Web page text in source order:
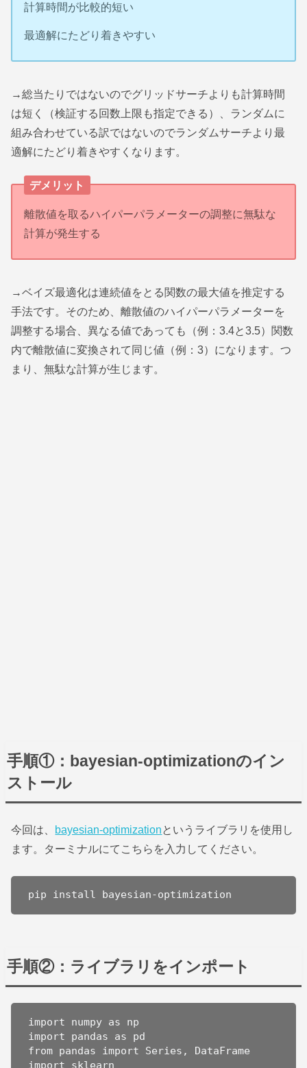
計算時間が比較的短い
最適解にたどり着きやすい
→総当たりではないのでグリッドサーチよりも計算時間
は短く（検証する回数上限も指定できる）、ランダムに
組み合わせている訳ではないのでランダムサーチより最
適解にたどり着きやすくなります。
デメリット
離散値を取るハイパーパラメーターの調整に無駄な
計算が発生する
→ベイズ最適化は連続値をとる関数の最大値を推定する
手法です。そのため、離散値のハイパーパラメーターを
調整する場合、異なる値であっても（例：3.4と3.5）関数
内で離散値に変換されて同じ値（例：3）になります。つ
まり、無駄な計算が生じます。
手順①：bayesian-optimizationのイン
ストール
今回は、 bayesian-optimization というライブラリを使用し
ます。ターミナルにてこちらを入力してください。
pip install bayesian-optimization
手順②：ライブラリをインポート
import numpy as np
import pandas as pd
from pandas import Series, DataFrame
import sklearn